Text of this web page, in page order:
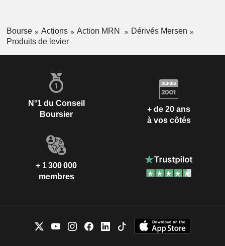
Bourse Actions Action MRN
Dérivés Mersen
Produits de levier
N°1 du Conseil
Boursier
+ de 20 ans
à vos côtés
+ 1 300 000
membres